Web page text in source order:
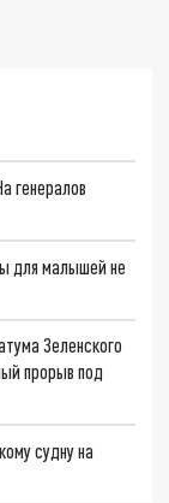
генералов
для малышей не
Зеленского
прорыв под
судну на